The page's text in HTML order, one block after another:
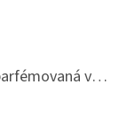
YODEYMA Vália EDP dámská parfémovaná voda